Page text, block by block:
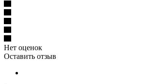
Нет оценок
Оставить отзыв